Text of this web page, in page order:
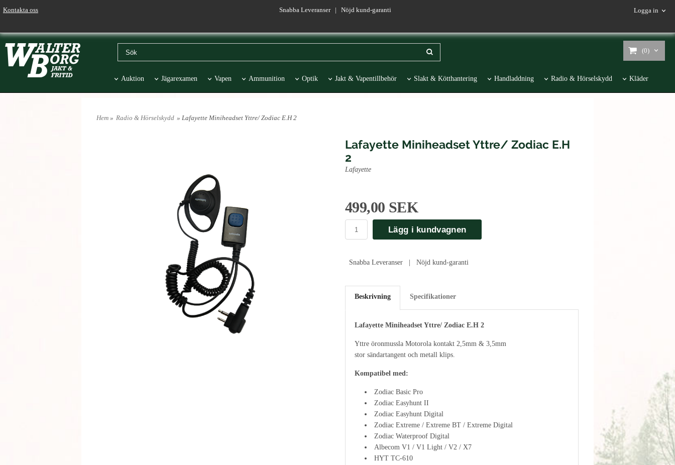
Kontakta oss Snabba Leveranser | Nöjd kund-garanti Logga in
(0)
Auktion Jägarexamen Vapen Ammunition Optik Jakt & Vapentillbehör Slakt & Kötthantering Handladdning Radio & Hörselskydd Kläder
Hem » Radio & Hörselskydd » Lafayette Miniheadset Yttre/ Zodiac E.H 2
Lafayette Miniheadset Yttre/ Zodiac E.H
2
Lafayette
499,00 SEK
Lägg i kundvagnen
Snabba Leveranser | Nöjd kund-garanti
Beskrivning Specifikationer
Lafayette Miniheadset Yttre/ Zodiac E.H 2
Yttre öronmussla Motorola kontakt 2,5mm & 3,5mm
stor sändartangent och metall klips.
Kompatibel med:
Zodiac Basic Pro
Zodiac Easyhunt II
Zodiac Easyhunt Digital
Zodiac Extreme / Extreme BT / Extreme Digital
Zodiac Waterproof Digital
Albecom V1 / V1 Light / V2 / X7
HYT TC-610